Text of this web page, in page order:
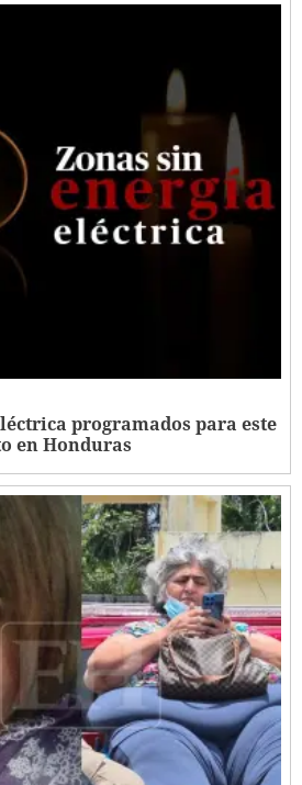
programados para este
en Honduras